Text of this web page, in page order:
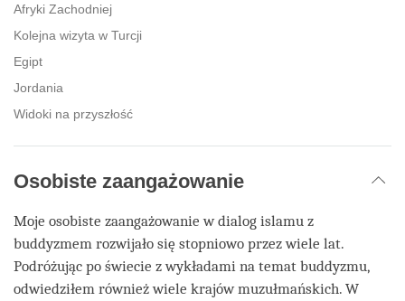
Afryki Zachodniej
Kolejna wizyta w Turcji
Egipt
Jordania
Widoki na przyszłość
Osobiste zaangażowanie
Moje osobiste zaangażowanie w dialog islamu z
buddyzmem rozwijało się stopniowo przez wiele lat.
Podróżując po świecie z wykładami na temat buddyzmu,
odwiedziłem również wiele krajów muzułmańskich. W